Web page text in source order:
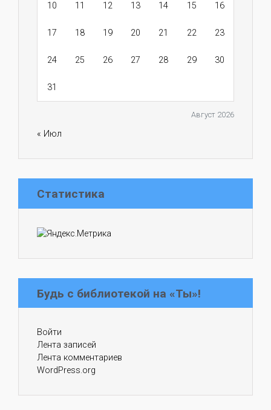
Август 2026
10 11 12 13 14 15 16
17 18 19 20 21 22 23
24 25 26 27 28 29 30
31
« Июл
Статистика
Будь с библиотекой на «Ты»!
Войти
Лента записей
Лента комментариев
WordPress.org